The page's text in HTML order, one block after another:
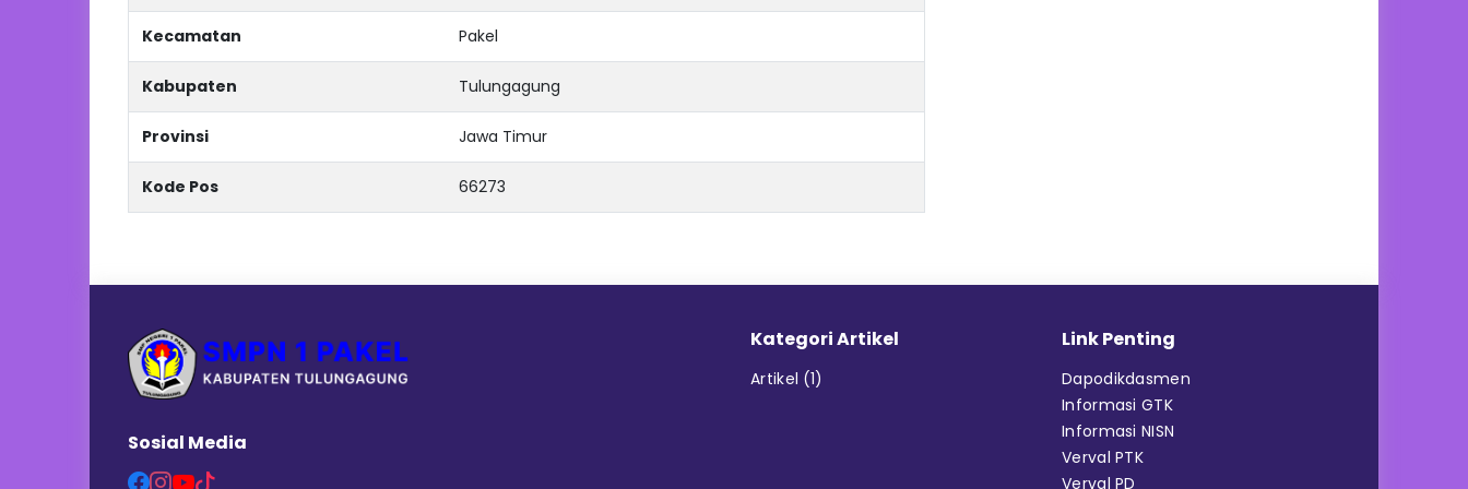
Kecamatan Pakel
Kabupaten Tulungagung
Provinsi Jawa Timur
Kode Pos 66273
Sosial Media
Kategori Artikel
Artikel (1)
Link Penting
Dapodikdasmen
Informasi GTK
Informasi NISN
Verval PTK
Verval PD